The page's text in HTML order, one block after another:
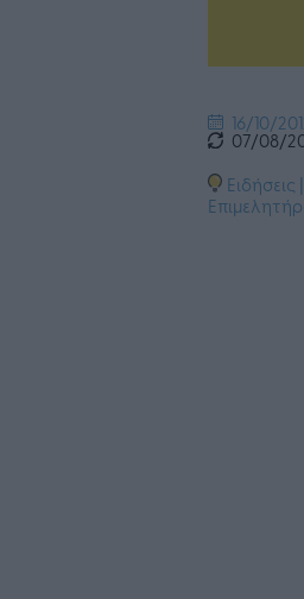
16/10/
07/08/
Ειδήσεις |